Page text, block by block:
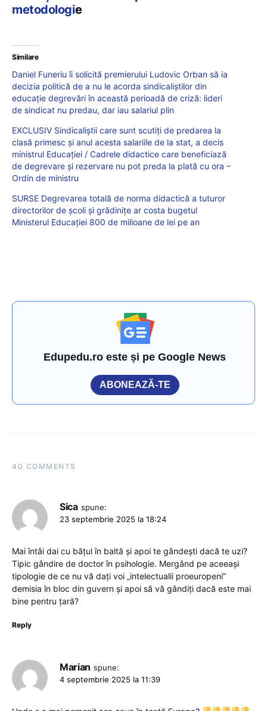
metodologie
Similare
Daniel Funeriu îi solicită premierului Ludovic Orban să ia
decizia politică de a nu le acorda sindicaliștilor din
educație degrevări în această perioadă de criză: lideri
de sindicat nu predau, dar iau salariul plin
EXCLUSIV Sindicaliștii care sunt scutiți de predarea la
clasă primesc și anul acesta salariile de la stat, a decis
ministrul Educației / Cadrele didactice care beneficiază
de degrevare și rezervare nu pot preda la plată cu ora –
Ordin de ministru
SURSE Degrevarea totală de norma didactică a tuturor
directorilor de școli și grădinițe ar costa bugetul
Ministerul Educației 800 de milioane de lei pe an
Edupedu.ro este și pe Google News
ABONEAZĂ-TE
40 COMMENTS
Sica spune:
23 septembrie 2025 la 18:24
Mai întâi dai cu bățul în baltă și apoi te gândești dacă te uzi?
Tipic gândire de doctor în psihologie. Mergând pe aceeași
tipologie de ce nu vă dați voi „intelectualii proeuropeni”
demisia în bloc din guvern și apoi să vă gândiți dacă este mai
bine pentru țară?
Reply
Marian spune:
4 septembrie 2025 la 11:39